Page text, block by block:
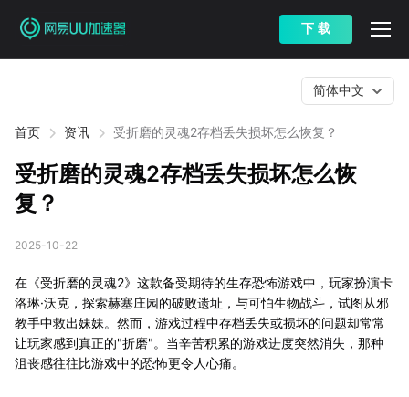
下 载
首页 资讯 受折磨的灵魂2存档丢失损坏怎么恢复？
简体中文
受折磨的灵魂2存档丢失损坏怎么恢
复？
2025-10-22
在《受折磨的灵魂2》这款备受期待的生存恐怖游戏中，玩家扮演卡
洛琳·沃克，探索赫塞庄园的破败遗址，与可怕生物战斗，试图从邪
教手中救出妹妹。然而，游戏过程中存档丢失或损坏的问题却常常
让玩家感到真正的"折磨"。当辛苦积累的游戏进度突然消失，那种
沮丧感往往比游戏中的恐怖更令人心痛。